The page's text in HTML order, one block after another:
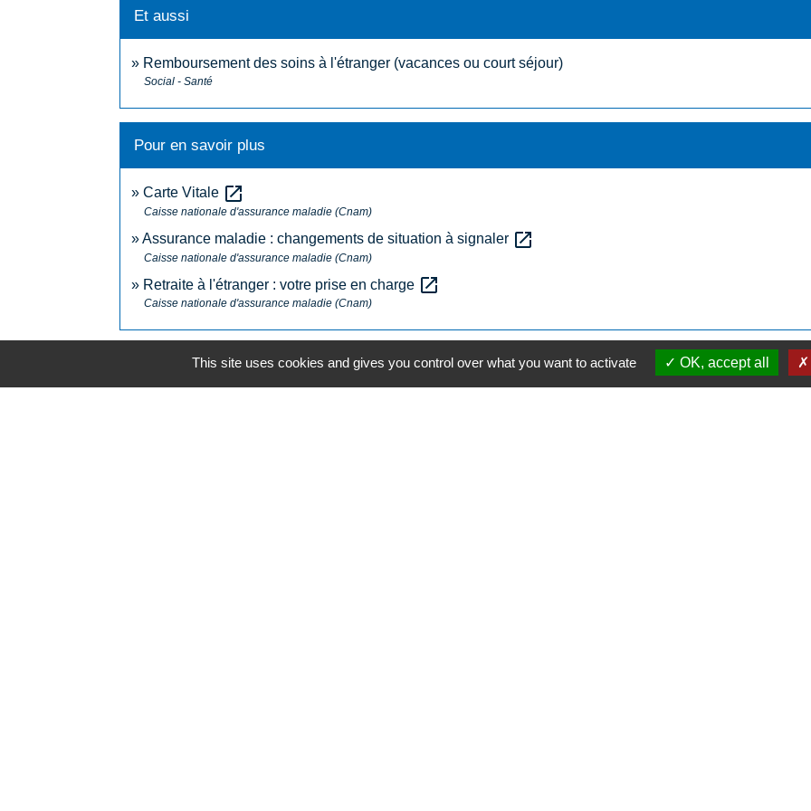
Et aussi
Remboursement des soins à l'étranger (vacances ou court séjour)
Social - Santé
Pour en savoir plus
Carte Vitale open_in_new
Caisse nationale d'assurance maladie (Cnam)
Assurance maladie : changements de situation à signaler open_in_new
Caisse nationale d'assurance maladie (Cnam)
Retraite à l'étranger : votre prise en charge open_in_new
Caisse nationale d'assurance maladie (Cnam)
This site uses cookies and gives you control over what you want to activate OK, accept all